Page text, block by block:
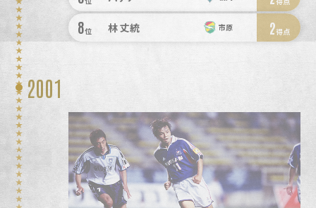
8位 林 丈統 市原 2得点
2001